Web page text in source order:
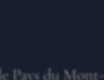
Pays du